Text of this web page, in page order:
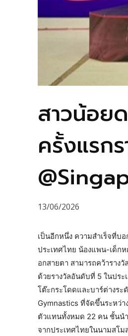
สาวน้อย
ครั้งแรก
13/06/2026
เป็นอีกหนึ่ง ความสำเร็จที่บ
ประเทศไทย น้องแพน-เด็ก
อกสายตา สามารถคว้าราง
ด้วยรางวัลอันดับที่ 5 ในปร
โต๊ะกระโดดและบาร์ต่างระ
Gymnastics ที่จัดขึ้นระหว่
ตัวแทนทั้งหมด 22 คน ชั้นน
จากประเทศไทยในนามสโ